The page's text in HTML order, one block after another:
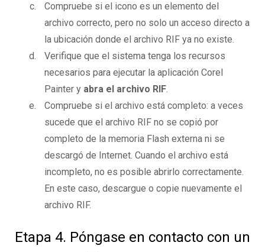
Compruebe si el icono es un elemento del
archivo correcto, pero no solo un acceso directo a
la ubicación donde el archivo RIF ya no existe.
Verifique que el sistema tenga los recursos
necesarios para ejecutar la aplicación Corel
Painter y abra el archivo RIF.
Compruebe si el archivo está completo: a veces
sucede que el archivo RIF no se copió por
completo de la memoria Flash externa ni se
descargó de Internet. Cuando el archivo está
incompleto, no es posible abrirlo correctamente.
En este caso, descargue o copie nuevamente el
archivo RIF.
Etapa 4. Póngase en contacto con un